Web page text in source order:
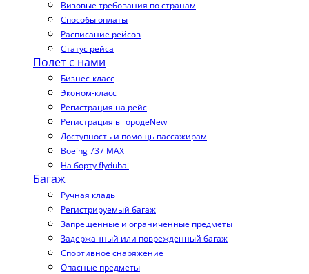
Визовые требования по странам
Способы оплаты
Расписание рейсов
Статус рейса
Полет с нами
Бизнес-класс
Эконом-класс
Регистрация на рейс
Регистрация в городеNew
Доступность и помощь пассажирам
Boeing 737 MAX
На борту flydubai
Багаж
Ручная кладь
Регистрируемый багаж
Запрещенные и ограниченные предметы
Задержанный или поврежденный багаж
Спортивное снаряжение
Опасные предметы